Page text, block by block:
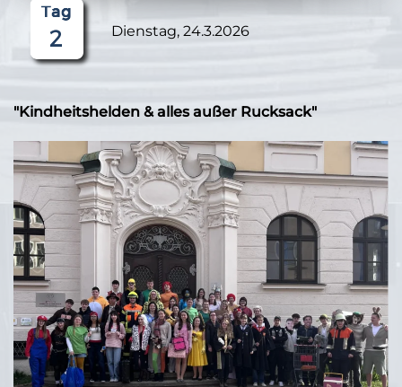
Dienstag, 24.3.2026
"Kindheitshelden & alles außer Rucksack"